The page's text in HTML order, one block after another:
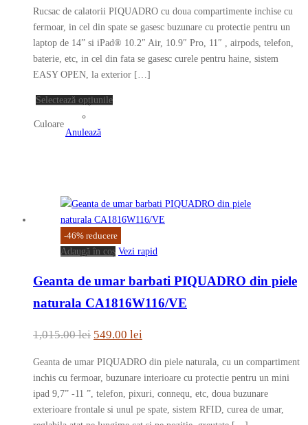
pot
fi
alese
în
pagina
a
fost:
1,010.00 lei.
este:
549.00 lei.
Rucsac de calatorii PIQUADRO cu doua compartimente inchise cu
fermoar, in cel din spate se gasesc buzunare cu protectie pentru un
laptop de 14” si iPad® 10.2″ Air, 10.9″ Pro, 11″ , airpods, telefon,
baterie, etc, in cel din fata se gasesc curele pentru haine, sistem
EASY OPEN, la exterior […]
Selectează opțiunileAcest
pot
fi
alese
în
produsului.
Culoare
Anulează
-46% reducere
Adaugă în coș Vezi rapid
Geanta de umar barbati PIQUADRO din piele
naturala CA1816W116/VE
1,015.00lei Prețul
fost:
1,015.00 lei.
549.00 lei
este:
549.00 lei.
Geanta de umar PIQUADRO din piele naturala, cu un compartiment
inchis cu fermoar, buzunare interioare cu protectie pentru un mini
ipad 9,7” -11 ”, telefon, pixuri, connequ, etc, doua buzunare
exterioare frontale si unul pe spate, sistem RFID, curea de umar,